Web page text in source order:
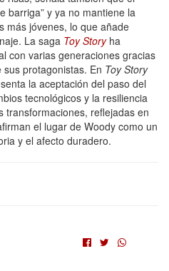
barriga” y ya no mantiene la
más jóvenes, lo que añade
La saga Toy Storyha
con varias generaciones gracias
protagonistas. En Toy Story
la aceptación del paso del
tecnológicos y la resiliencia
transformaciones, reflejadas en
el lugar de Woody como un
y el afecto duradero.